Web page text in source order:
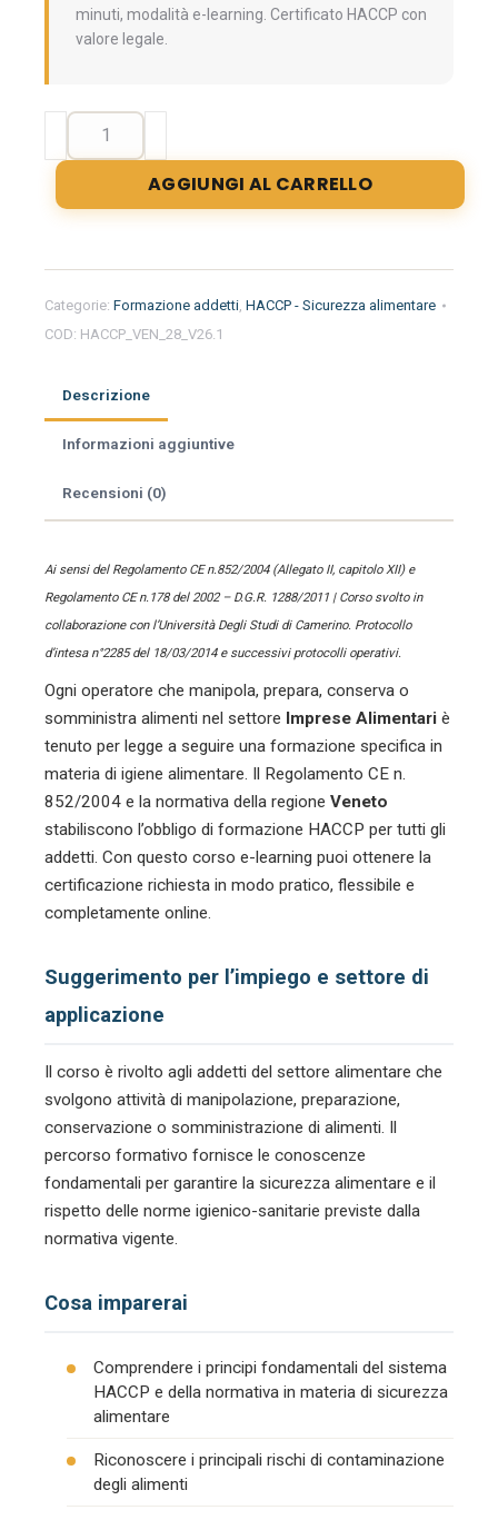
minuti, modalità e-learning. Certificato HACCP con
valore legale.
Formazione
per
addetti
alimentare
regione
Veneto
Imprese
Alimentari
quantità
AGGIUNGI AL CARRELLO
Categorie: Formazione addetti, HACCP - Sicurezza alimentare
COD: HACCP_VEN_28_V26.1
Descrizione
Informazioni aggiuntive
Recensioni (0)
Ai sensi del Regolamento CE n.852/2004 (Allegato II, capitolo XII) e
Regolamento CE n.178 del 2002 – D.G.R. 1288/2011 | Corso svolto in
collaborazione con l’Università Degli Studi di Camerino. Protocollo
d’intesa n°2285 del 18/03/2014 e successivi protocolli operativi.
Ogni operatore che manipola, prepara, conserva o
somministra alimenti nel settore Imprese Alimentari è
tenuto per legge a seguire una formazione specifica in
materia di igiene alimentare. Il Regolamento CE n.
852/2004 e la normativa della regione Veneto
stabiliscono l’obbligo di formazione HACCP per tutti gli
addetti. Con questo corso e-learning puoi ottenere la
certificazione richiesta in modo pratico, flessibile e
completamente online.
Suggerimento per l’impiego e settore di
applicazione
Il corso è rivolto agli addetti del settore alimentare che
svolgono attività di manipolazione, preparazione,
conservazione o somministrazione di alimenti. Il
percorso formativo fornisce le conoscenze
fondamentali per garantire la sicurezza alimentare e il
rispetto delle norme igienico-sanitarie previste dalla
normativa vigente.
Cosa imparerai
Comprendere i principi fondamentali del sistema
HACCP e della normativa in materia di sicurezza
alimentare
Riconoscere i principali rischi di contaminazione
degli alimenti